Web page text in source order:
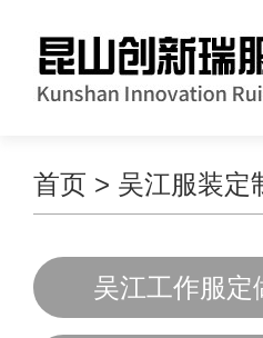
首页 > 吴江服装定
吴江工作服定